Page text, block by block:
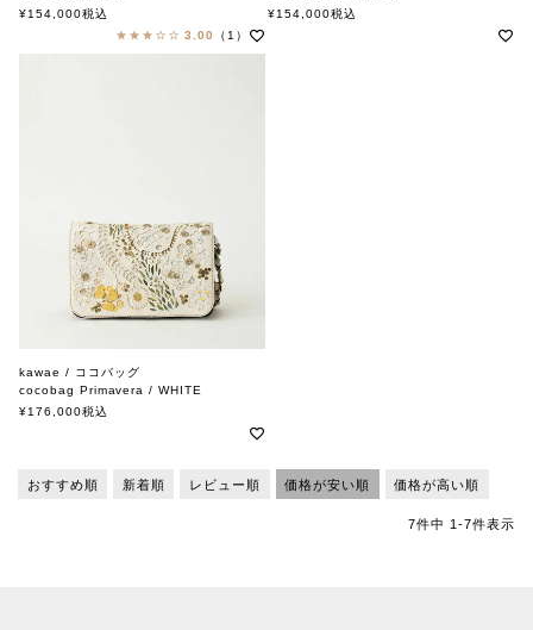
カワエ
¥154,000税込
3.00
（1）
カワエ
¥154,000税込
kawae / ココバッグ
cocobag Primavera / WHITE
カワエ
¥176,000税込
おすすめ順 新着順 レビュー順 価格が安い順 価格が高い順
7件中 1-7件表示